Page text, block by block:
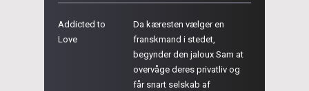
Addicted to
Love
Da kæresten vælger en
franskmand i stedet,
begynder den jaloux Sam at
overvåge deres privatliv og
får snart selskab af